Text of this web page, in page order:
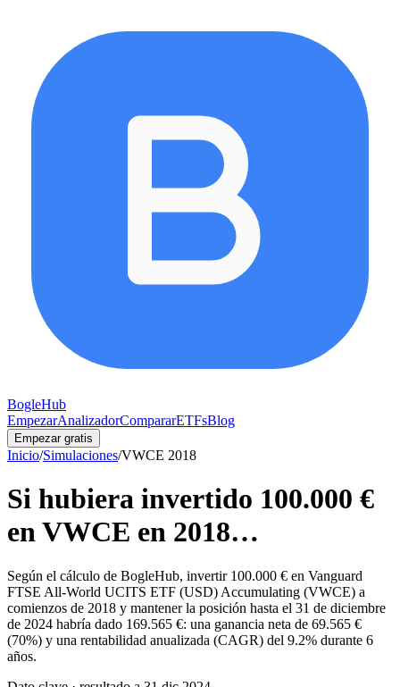
BogleHub
EmpezarAnalizadorCompararETFsBlog
Empezar gratis
Inicio/Simulaciones/VWCE 2018
Si hubiera invertido 100.000 €
enVWCE en 2018…
Según el cálculo de BogleHub, invertir 100.000 € en Vanguard
FTSE All-World UCITS ETF (USD) Accumulating (VWCE) a
comienzos de 2018 y mantener la posición hasta el 31 de diciembre
de 2024 habría dado 169.565 €: una ganancia neta de 69.565 €
(70%) y una rentabilidad anualizada (CAGR) del 9.2% durante 6
años.